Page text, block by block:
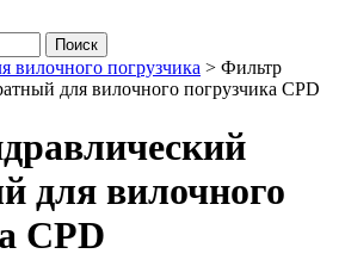
вилочного погрузчика > Фильтр
для вилочного погрузчика CPD
для вилочного
CPD